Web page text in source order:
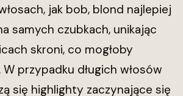
jak bob, blond najlepiej
samych czubkach, unikając
skroni, co mogłoby
przypadku długich włosów
się highlighty zaczynające się